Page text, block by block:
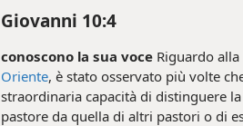
Giovanni 10:4
conoscono la sua voce Riguardo
Oriente, è stato osservato più volte
straordinaria capacità di distinguere
pastore da quella di altri pastori o di